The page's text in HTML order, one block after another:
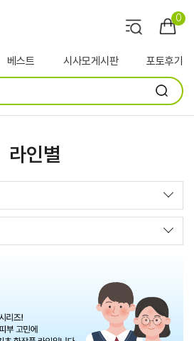
0
베스트 시사모게시판 포토후기
라인별